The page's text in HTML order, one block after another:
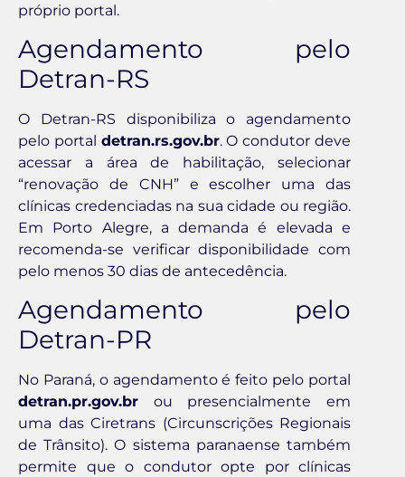
próprio portal.
Agendamento pelo
Detran-RS
O Detran-RS disponibiliza o agendamento
pelo portal detran.rs.gov.br. O condutor deve
acessar a área de habilitação, selecionar
“renovação de CNH” e escolher uma das
clínicas credenciadas na sua cidade ou região.
Em Porto Alegre, a demanda é elevada e
recomenda-se verificar disponibilidade com
pelo menos 30 dias de antecedência.
Agendamento pelo
Detran-PR
No Paraná, o agendamento é feito pelo portal
detran.pr.gov.br ou presencialmente em
uma das Ciretrans (Circunscrições Regionais
de Trânsito). O sistema paranaense também
permite que o condutor opte por clínicas